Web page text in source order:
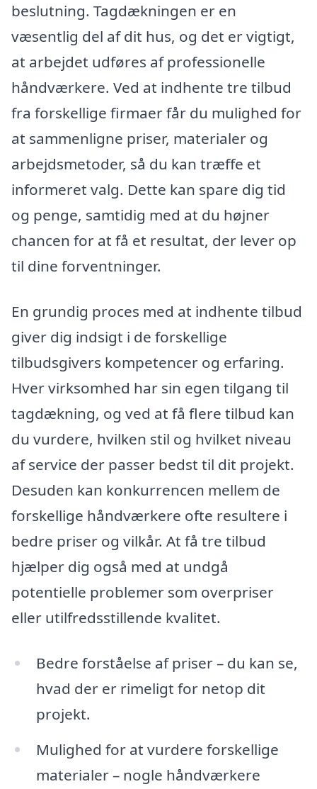
beslutning. Tagdækningen er en
væsentlig del af dit hus, og det er vigtigt,
at arbejdet udføres af professionelle
håndværkere. Ved at indhente tre tilbud
fra forskellige firmaer får du mulighed for
at sammenligne priser, materialer og
arbejdsmetoder, så du kan træffe et
informeret valg. Dette kan spare dig tid
og penge, samtidig med at du højner
chancen for at få et resultat, der lever op
til dine forventninger.
En grundig proces med at indhente tilbud
giver dig indsigt i de forskellige
tilbudsgivers kompetencer og erfaring.
Hver virksomhed har sin egen tilgang til
tagdækning, og ved at få flere tilbud kan
du vurdere, hvilken stil og hvilket niveau
af service der passer bedst til dit projekt.
Desuden kan konkurrencen mellem de
forskellige håndværkere ofte resultere i
bedre priser og vilkår. At få tre tilbud
hjælper dig også med at undgå
potentielle problemer som overpriser
eller utilfredsstillende kvalitet.
Bedre forståelse af priser – du kan se,
hvad der er rimeligt for netop dit
projekt.
Mulighed for at vurdere forskellige
materialer – nogle håndværkere